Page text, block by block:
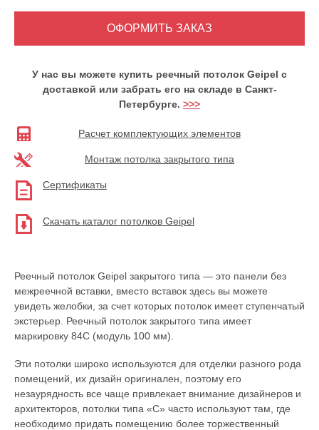
У нас вы можете купить реечный потолок Geipel с
доставкой или забрать его на складе в Санкт-
Петербурге. >>>
Расчет комплектующих элементов
Монтаж потолка закрытого типа
Сертификаты
Скачать каталог потолков Geipel
Реечный потолок Geipel закрытого типа — это панели без
межреечной вставки, вместо вставок здесь вы можете
увидеть желобки, за счет которых потолок имеет ступенчатый
экстерьер. Реечный потолок закрытого типа имеет
маркировку 84C (модуль 100 мм).
Эти потолки широко используются для отделки разного рода
помещений, их дизайн оригинален, поэтому его
незаурядность все чаще привлекает внимание дизайнеров и
архитекторов, потолки типа «C» часто используют там, где
необходимо придать помещению более торжественный